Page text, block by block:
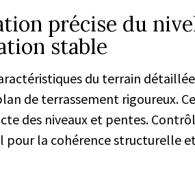
précise du
stable
du terrain
de terrassement rigoureux.
des niveaux et pentes.
pour la cohérence structurelle